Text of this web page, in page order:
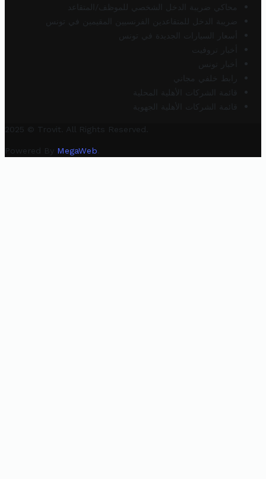
محاكي ضريبة الدخل الشخصي للموظف/المتقاعد
ضريبة الدخل للمتقاعدين الفرنسيين المقيمين في تونس
أسعار السيارات الجديدة في تونس
أخبار تروفيت
أخبار تونس
رابط خلفي مجاني
قائمة الشركات الأهلية المحلية
قائمة الشركات الأهلية الجهوية
2025 © Trovit. All Rights Reserved.
Powered By MegaWeb